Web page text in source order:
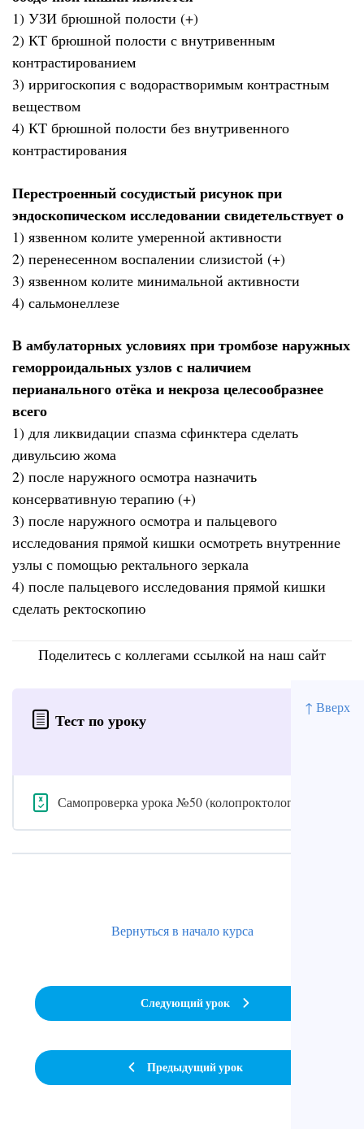
↑ Вверх
1) УЗИ брюшной полости (+)
2) КТ брюшной полости с внутривенным
контрастированием
3) ирригоскопия с водорастворимым контрастным
веществом
4) КТ брюшной полости без внутривенного
контрастирования
Перестроенный сосудистый рисунок при
эндоскопическом исследовании свидетельствует о
1) язвенном колите умеренной активности
2) перенесенном воспалении слизистой (+)
3) язвенном колите минимальной активности
4) сальмонеллезе
В амбулаторных условиях при тромбозе наружных
геморроидальных узлов с наличием
перианального отёка и некроза целесообразнее
всего
1) для ликвидации спазма сфинктера сделать
дивульсию жома
2) после наружного осмотра назначить
консервативную терапию (+)
3) после наружного осмотра и пальцевого
исследования прямой кишки осмотреть внутренние
узлы с помощью ректального зеркала
4) после пальцевого исследования прямой кишки
сделать ректоскопию
Поделитесь с коллегами ссылкой на наш сайт
Тест по уроку
Самопроверка урока №50 (колопроктология)
Предыдущий урок
Вернуться в начало курса
Следующий урок